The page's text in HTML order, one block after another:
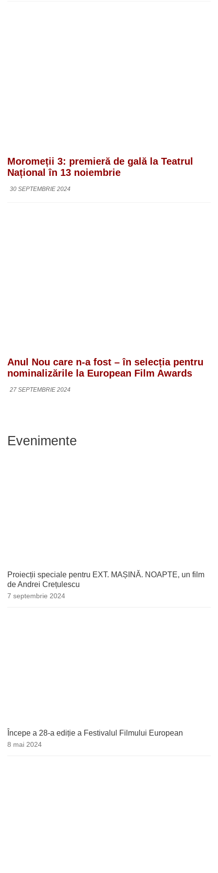
Moromeții 3: premieră de gală la Teatrul
Național în 13 noiembrie
30 SEPTEMBRIE 2024
Anul Nou care n-a fost – în selecția pentru
nominalizările la European Film Awards
27 SEPTEMBRIE 2024
Evenimente
Proiecții speciale pentru EXT. MAȘINĂ. NOAPTE, un film
de Andrei Crețulescu
7 septembrie 2024
Începe a 28-a ediție a Festivalul Filmului European
8 mai 2024